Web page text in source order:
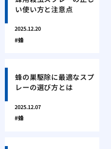
い使い方と注意点
2025.12.20
蜂
蜂の巣駆除に最適なスプ
レーの選び方とは
2025.12.07
蜂